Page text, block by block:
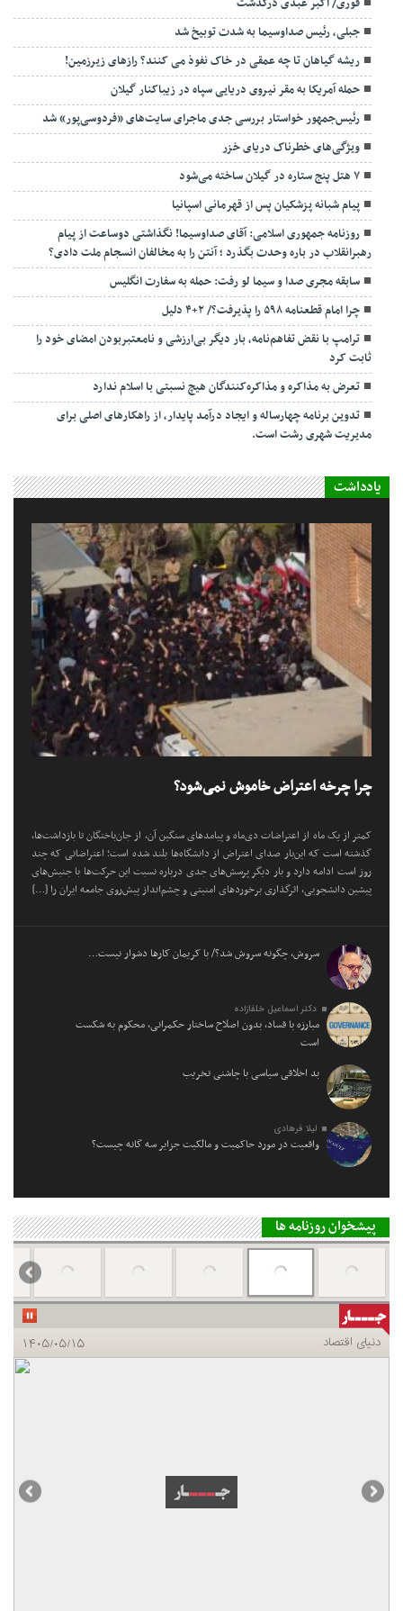
جبلی، رئیس صداوسیما به شدت توبیخ شد
ریشه گیاهان تا چه عمقی در خاک نفوذ می کنند؟ رازهای زیرزمین!
حمله آمریکا به مقر نیروی دریایی سپاه در زیباکنار گیلان
رئیس‌جمهور خواستار بررسی جدی ماجرای سایت‌های «فردوسی‌پور» شد
ویژگی‌های خطرناک دریای خزر
۷ هتل پنج ستاره در گیلان ساخته می‌شود
پیام شبانه پزشکیان پس از قهرمانی اسپانیا
روزنامه جمهوری اسلامی: آقای صداوسیما! نگذاشتی دوساعت از پیام
رهبرانقلاب در باره وحدت بگذرد ؛ آنتن را به مخالفان انسجام ملت دادی؟
سابقه مجری صدا و سیما لو رفت: حمله به سفارت انگلیس
چرا امام قطعنامه ۵۹۸ را پذیرفت؟/ ۲+۴ دلیل
ترامپ با نقض تفاهم‌نامه، بار دیگر بی‌ارزشی و نامعتبربودن امضای خود را
ثابت کرد
تعرض به مذاکره و مذاکره‌کنندگان هیچ نسبتی با اسلام ندارد
تدوین برنامه چهارساله و ایجاد درآمد پایدار، از راهکارهای اصلی برای
مدیریت شهری رشت است.
یادداشت
چرا چرخه اعتراض خاموش نمی‌شود؟
کمتر از یک ماه از اعتراضات دی‌ماه و پیامد‌های سنگین آن، از جان‌باختگان تا بازداشت‌ها،
گذشته است که این‌بار صدای اعتراض از دانشگاه‌ها بلند شده است؛ اعتراضاتی که چند
روز است ادامه دارد و بار دیگر پرسش‌های جدی درباره نسبت این حرکت‌ها با جنبش‌های
پیشین دانشجویی، اثرگذاری برخورد‌های امنیتی و چشم‌انداز پیش‌روی جامعه ایران را […]
سروش، چگونه سروش شد؟/ با کریمان کارها دشوار نیست…
دکتر اسماعیل خلفازاده
مبارزه با فساد، بدون اصلاح ساختار حکمرانی، محکوم به شکست
است
بد اخلاقی سیاسی با چاشنی تخریب
لیلا فرهادی
واقعیت در مورد حاکمیت و مالکیت جزایر سه گانه چیست؟
پیشخوان روزنامه ها